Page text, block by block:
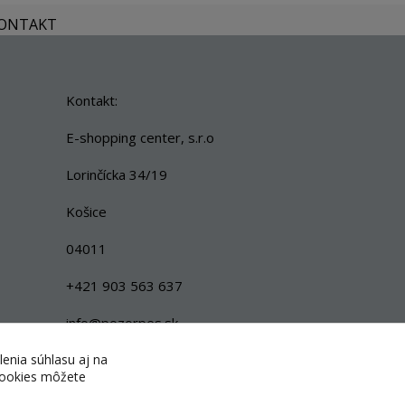
Kontakt:
E-shopping center, s.r.o
Lorinčícka 34/19
Košice
04011
+421 903 563 637
info@pozorpes.sk
súhlasu aj na
môžete